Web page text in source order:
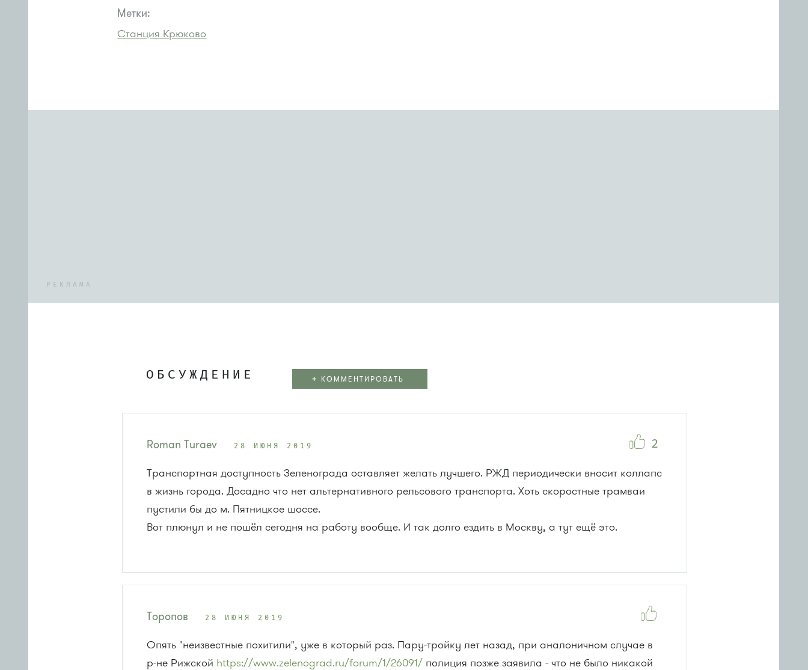
Метки:
Станция Крюково
РЕКЛАМА
ОБСУЖДЕНИЕ + КОММЕНТИРОВАТЬ
Roman Turaev 28 ИЮНЯ 2019
Транспортная доступность Зеленограда оставляет желать лучшего. РЖД периодически вносит коллапс
в жизнь города. Досадно что нет альтернативного рельсового транспорта. Хоть скоростные трамваи
пустили бы до м. Пятницкое шоссе.
Вот плюнул и не пошёл сегодня на работу вообще. И так долго ездить в Москву, а тут ещё это.
2
Торопов 28 ИЮНЯ 2019
Опять "неизвестные похитили", уже в который раз. Пару-тройку лет назад, при аналоничном случае в
р-не Рижской https://www.zelenograd.ru/forum/1/26091/ полиция позже заявила - что не было никакой